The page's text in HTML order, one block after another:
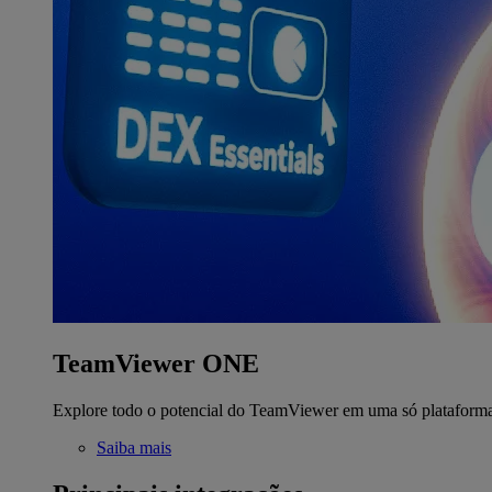
TeamViewer ONE
Explore todo o potencial do TeamViewer em uma só
Saiba mais